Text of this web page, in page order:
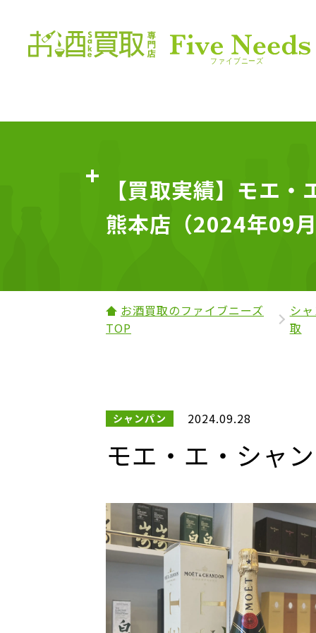
【買取実績】モエ
熊本店（2024年09
お酒買取のファイブニーズ
TOP
シ
取
シャンパン 2024.09.28
モエ・エ・シャ